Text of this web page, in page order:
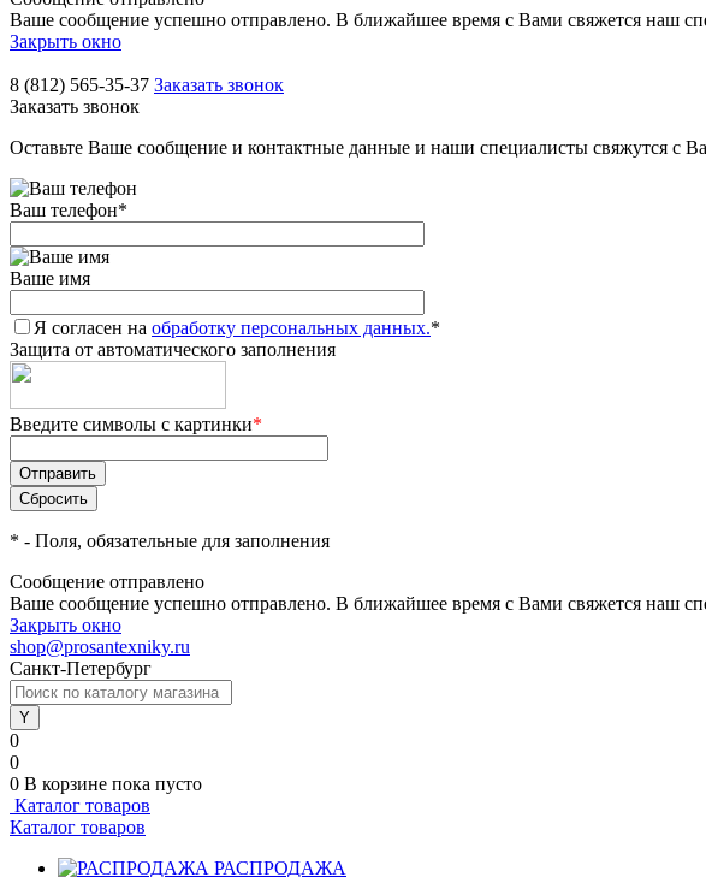
Ваше сообщение успешно отправлено. В ближайшее время с Вами свяжется наш
Закрыть окно
8 (812) 565-35-37 Заказать звонок
Заказать звонок
Оставьте Ваше сообщение и контактные данные и наши специалисты свяжутся с
Ваш телефон*
Ваше имя
Я согласен на обработку персональных данных.*
Защита от автоматического заполнения
Введите символы с картинки*
* - Поля, обязательные для заполнения
Сообщение отправлено
Ваше сообщение успешно отправлено. В ближайшее время с Вами свяжется наш
Закрыть окно
shop@prosantexniky.ru
Санкт-Петербург
0
0
0 В корзине пока пусто
Каталог товаров
Каталог товаров
РАСПРОДАЖА